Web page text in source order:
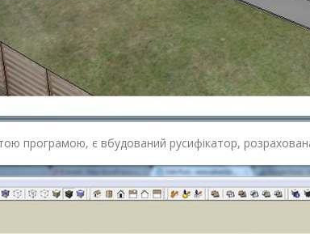
програмою, є вбудований русифікатор,